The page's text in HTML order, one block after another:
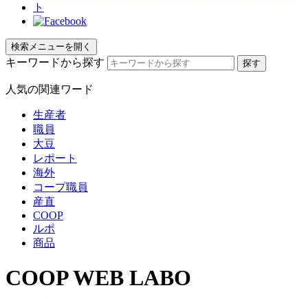
検索メニューを開く
キーワードから探す
人気の関連ワード
生産者
職員
大豆
レポート
海外
コープ職員
産直
COOP
ルポ
商品
COOP WEB LABO